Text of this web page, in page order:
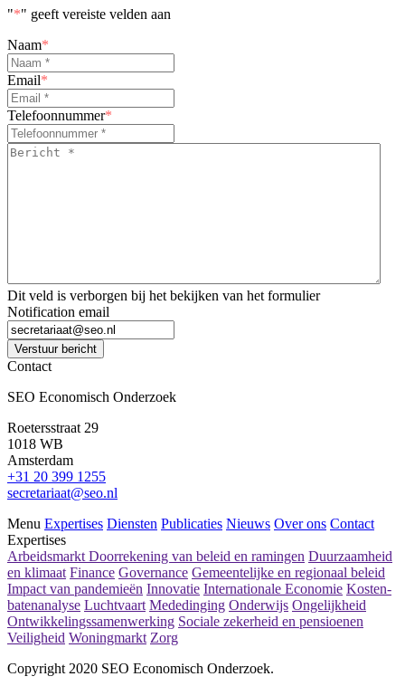
"*" geeft vereiste velden aan
Naam*
Email*
Telefoonnummer*
Bericht
Dit veld is verborgen bij het bekijken van het formulier
Notification email
Verstuur bericht
Contact
SEO Economisch Onderzoek
Roetersstraat 29
1018 WB
Amsterdam
+31 20 399 1255
secretariaat@seo.nl
Menu Expertises Diensten Publicaties Nieuws Over ons Contact
Expertises
Arbeidsmarkt Doorrekening van beleid en ramingen Duurzaamheid
en klimaat Finance Governance Gemeentelijke en regionaal beleid
Impact van pandemieën Innovatie Internationale Economie Kosten-
batenanalyse Luchtvaart Mededinging Onderwijs Ongelijkheid
Ontwikkelingssamenwerking Sociale zekerheid en pensioenen
Veiligheid Woningmarkt Zorg
Copyright 2020 SEO Economisch Onderzoek.